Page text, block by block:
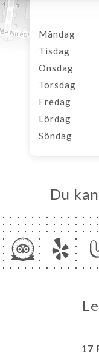
Måndag
Tisdag
Onsdag
Torsdag
Fredag
Lördag
Söndag
Du
17